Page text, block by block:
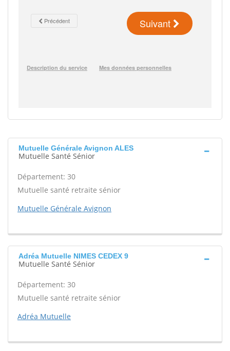
Mutuelle Générale Avignon ALES
Mutuelle Santé Sénior
Département: 30
Mutuelle santé retraite sénior
Mutuelle Générale Avignon
Adréa Mutuelle NIMES CEDEX 9
Mutuelle Santé Sénior
Département: 30
Mutuelle santé retraite sénior
Adréa Mutuelle